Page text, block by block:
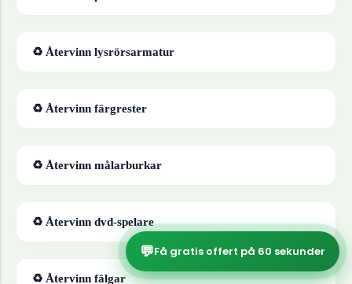
♻ Återvinn lysrörsarmatur
♻ Återvinn färgrester
♻ Återvinn målarburkar
♻ Återvinn dvd-spelare
♻ Återvinn fälgar
💬Få gratis offert på 60 sekunder